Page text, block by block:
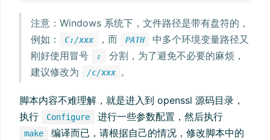
注意：Windows 系统下，文件路径是带有盘符的，
例如：
C:/xxx ，而 PATH
中多个环境变量路径又
刚好使用冒号
:
分割，为了避免不必要的麻烦，
建议修改为
/c/xxx 。
脚本内容不难理解，就是进入到 openssl 源码目录，
执行
Configure 进行一些参数配置，然后执行
make
编译而已，请根据自己的情况，修改脚本中的